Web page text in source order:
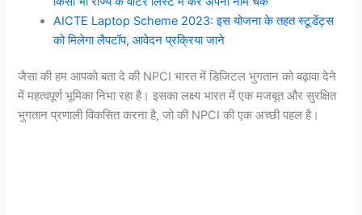
AICTE Laptop Scheme 2023: इस योजना के तहत स्टूडेंट्स
को मिलेगा लैपटॉप, आवेदन प्रक्रिया जाने
जैसा की हम आपको बता दे की NPCI भारत में डिजिटल भुगतान को बढ़ावा देने
में महत्वपूर्ण भूमिका निभा रहा है। इसका लक्ष्य भारत में एक मजबूत और सुरक्षित
भुगतान प्रणाली विकसित करना है, जो की NPCI की एक अच्छी पहल है।